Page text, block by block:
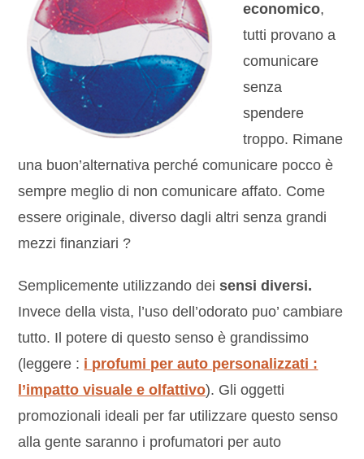
economico,
tutti provano a
comunicare
senza
spendere
troppo. Rimane
una buon’alternativa perché comunicare pocco è
sempre meglio di non comunicare affato. Come
essere originale, diverso dagli altri senza grandi
mezzi finanziari ?
Semplicemente utilizzando deisensi diversi.
Invece della vista, l’uso dell’odorato puo’ cambiare
tutto. Il potere di questo senso è grandissimo
(leggere : i profumi per auto personalizzati :
l’impatto visuale e olfattivo). Gli oggetti
promozionali ideali per far utilizzare questo senso
alla gente saranno i profumatori per auto